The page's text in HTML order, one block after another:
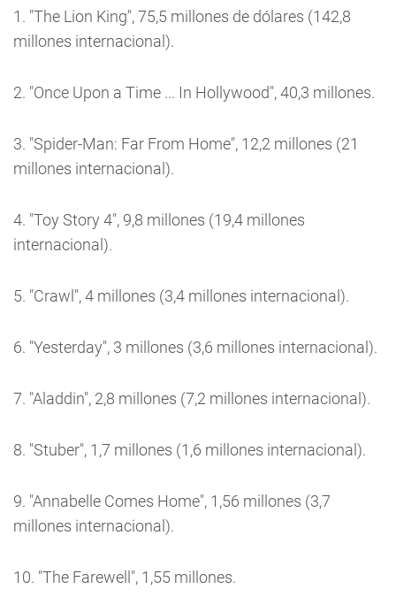
1. "The Lion King", 75,5 millones de dólares (142,8
millones internacional).
2. "Once Upon a Time ... In Hollywood", 40,3 millones.
3. "Spider-Man: Far From Home", 12,2 millones (21
millones internacional).
4. "Toy Story 4", 9,8 millones (19,4 millones
internacional).
5. "Crawl", 4 millones (3,4 millones internacional).
6. "Yesterday", 3 millones (3,6 millones internacional).
7. "Aladdin", 2,8 millones (7,2 millones internacional).
8. "Stuber", 1,7 millones (1,6 millones internacional).
9. "Annabelle Comes Home", 1,56 millones (3,7
millones internacional).
10. "The Farewell", 1,55 millones.